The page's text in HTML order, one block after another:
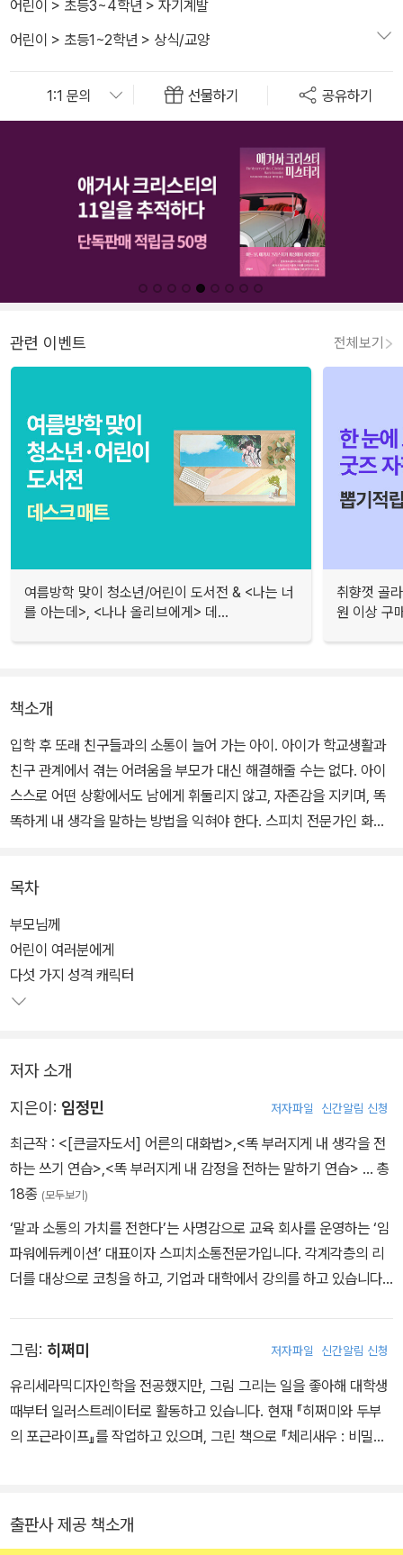
어린이 > 초등3~4학년 > 자기계발
어린이 > 초등1~2학년 > 상식/교양
선물하기 공유하기
관련 이벤트 전체보기
여름방학 맞이 청소년/어린이 도서전 & <나는 너
를 아는데>, <나나 올리브에게> 데...
취향껏 골
원 이상 구
책소개
입학 후 또래 친구들과의 소통이 늘어 가는 아이. 아이가 학교생활과
친구 관계에서 겪는 어려움을 부모가 대신 해결해줄 수는 없다. 아이
스스로 어떤 상황에서도 남에게 휘둘리지 않고, 자존감을 지키며, 똑
똑하게 내 생각을 말하는 방법을 익혀야 한다. 스피치 전문가인 화술
수줍음이 많은 아이, 활달하고 유쾌한 아이, 까칠하고 공격적인 아
이… 아이의 성향을 진단한 후 그에 맞는 효과적인 말하기 방법이 무
엇인지 알아보자. 아이 스스로도 자신과 비슷하거나 다른 성격을 이
해함으로써 보다 효과적으로 의사소통을 하고 친구 관계를 맺을 수
목차
부모님께
어린이 여러분에게
다섯 가지 성격 캐릭터
저자 소개
지은이: 임정민 저자파일 신간알림 신청
최근작 : <[큰글자도서] 어른의 대화법>,<똑 부러지게 내 생각을 전
하는 쓰기 연습>,<똑 부러지게 내 감정을 전하는 말하기 연습> … 총
18종 (모두보기)
‘말과 소통의 가치를 전한다’는 사명감으로 교육 회사를 운영하는 ‘임
파워에듀케이션’ 대표이자 스피치소통전문가입니다. 각계각층의 리
더를 대상으로 코칭을 하고, 기업과 대학에서 강의를 하고 있습니다.
대화법을 소개한 《똑 부러지게 내 생각을 전하는 말하기 연습》이 베
스트셀러에 오른 데 이어, 어린이가 할 말을 미리 써보며 연습하고 똑
부러지게 소통할 수 있도록 이 책을 썼습니다. 임파워에듀케이션 ww
w.empoweredu.kr 인스타그램 @jeongmin_writer, @empower
그림: 히쩌미 저자파일 신간알림 신청
유리세라믹디자인학을 전공했지만, 그림 그리는 일을 좋아해 대학생
때부터 일러스트레이터로 활동하고 있습니다. 현재 『히쩌미와 두부
의 포근라이프』를 작업하고 있으며, 그린 책으로 『체리새우 : 비밀글
출판사 제공 책소개